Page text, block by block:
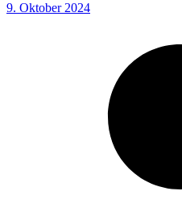
9. Oktober 2024